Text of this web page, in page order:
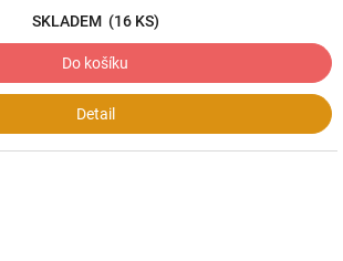
SKLADEM (16 KS)
Do košíku
Detail